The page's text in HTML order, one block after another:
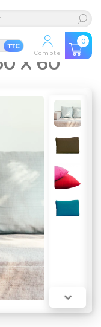
TTC
Compte
0
X 60
